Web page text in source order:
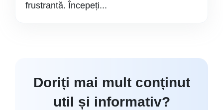
frustrantă. Începeți...
Doriți mai mult conținut
util și informativ?